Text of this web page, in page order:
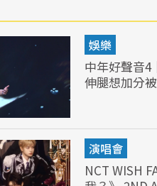
娛樂
中年好聲音4
伸腿想加分
演唱會
NCT WISH